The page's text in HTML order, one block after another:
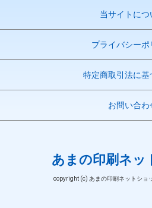
当サイトにつ
プライバシーポ
特定商取引法に基
お問い合わ
あまの印刷ネッ
copyright (c) あまの印刷ネットショ